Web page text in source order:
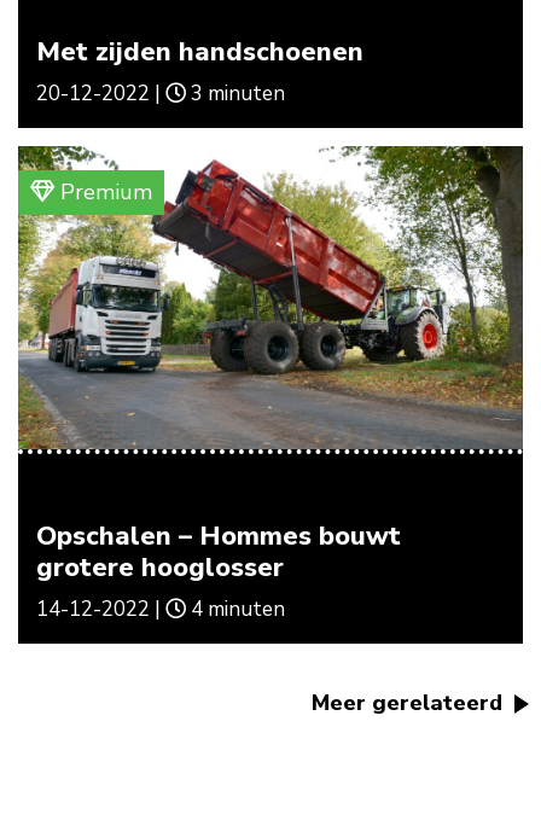
Met zijden handschoenen
20-12-2022 | 3 minuten
Premium
Opschalen – Hommes bouwt
grotere hooglosser
14-12-2022 | 4 minuten
Meer gerelateerd